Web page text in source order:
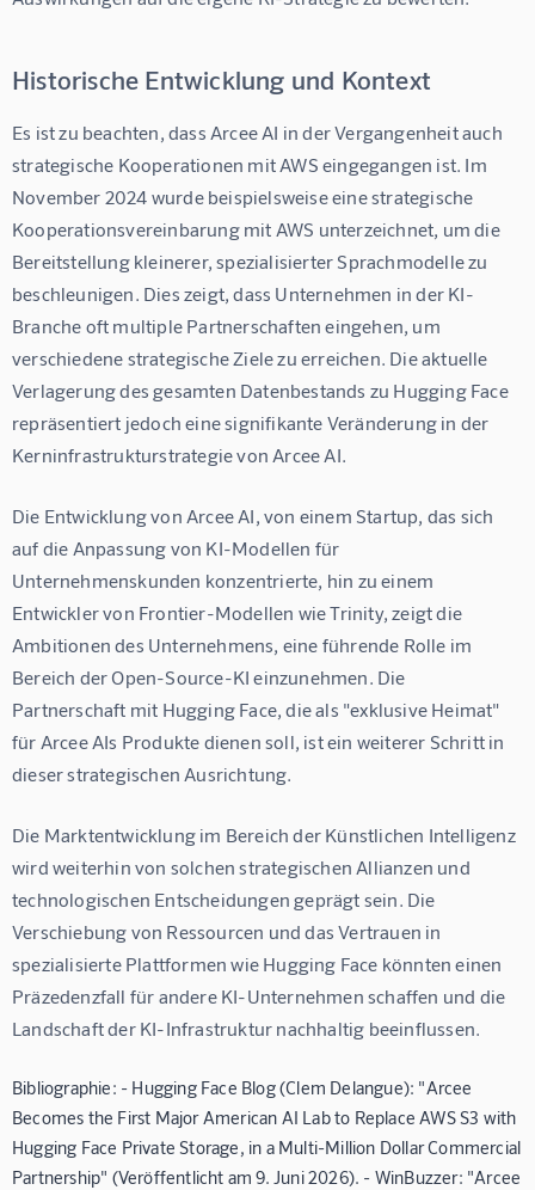
Historische Entwicklung und Kontext
Es ist zu beachten, dass Arcee AI in der Vergangenheit auch
strategische Kooperationen mit AWS eingegangen ist. Im
November 2024 wurde beispielsweise eine strategische
Kooperationsvereinbarung mit AWS unterzeichnet, um die
Bereitstellung kleinerer, spezialisierter Sprachmodelle zu
beschleunigen. Dies zeigt, dass Unternehmen in der KI-
Branche oft multiple Partnerschaften eingehen, um
verschiedene strategische Ziele zu erreichen. Die aktuelle
Verlagerung des gesamten Datenbestands zu Hugging Face
repräsentiert jedoch eine signifikante Veränderung in der
Kerninfrastrukturstrategie von Arcee AI.
Die Entwicklung von Arcee AI, von einem Startup, das sich
auf die Anpassung von KI-Modellen für
Unternehmenskunden konzentrierte, hin zu einem
Entwickler von Frontier-Modellen wie Trinity, zeigt die
Ambitionen des Unternehmens, eine führende Rolle im
Bereich der Open-Source-KI einzunehmen. Die
Partnerschaft mit Hugging Face, die als "exklusive Heimat"
für Arcee AIs Produkte dienen soll, ist ein weiterer Schritt in
dieser strategischen Ausrichtung.
Die Marktentwicklung im Bereich der Künstlichen Intelligenz
wird weiterhin von solchen strategischen Allianzen und
technologischen Entscheidungen geprägt sein. Die
Verschiebung von Ressourcen und das Vertrauen in
spezialisierte Plattformen wie Hugging Face könnten einen
Präzedenzfall für andere KI-Unternehmen schaffen und die
Landschaft der KI-Infrastruktur nachhaltig beeinflussen.
Bibliographie: - Hugging Face Blog (Clem Delangue): "Arcee
Becomes the First Major American AI Lab to Replace AWS S3 with
Hugging Face Private Storage, in a Multi-Million Dollar Commercial
Partnership" (Veröffentlicht am 9. Juni 2026). - WinBuzzer: "Arcee